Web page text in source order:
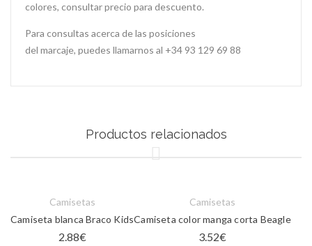
colores, consultar precio para descuento.
Para consultas acerca de las posiciones
del marcaje, puedes llamarnos al +34 93 129 69 88
Productos relacionados
Camisetas
Camiseta blanca Braco Kids
2.88€
Camisetas
Camiseta color manga corta Beagle
3.52€